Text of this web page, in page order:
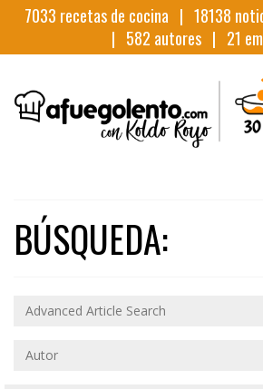
7033 recetas de cocina | 18138
| 582 autores | 21
BÚSQUEDA: